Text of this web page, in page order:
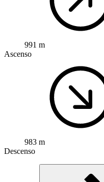
991 m
Ascenso
983 m
Descenso